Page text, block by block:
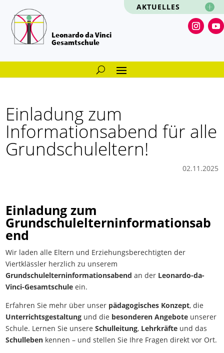
AKTUELLES
Leonardo da Vinci
Gesamtschule
Einladung zum
Informationsabend für alle
Grundschuleltern!
02.11.2025
Einladung zum
Grundschulelterninformationsab
end
Wir laden alle Eltern und Erziehungsberechtigten der
Viertklässler herzlich zu unserem
Grundschulelterninformationsabend an der Leonardo-da-
Vinci-Gesamtschule ein.
Erfahren Sie mehr über unser pädagogisches Konzept, die
Unterrichtsgestaltung und die besonderen Angebote unserer
Schule. Lernen Sie unsereSchulleitung, Lehrkräfte und das
Schulleben kennen – und stellen Sie Ihre Fragen direkt vor Ort.